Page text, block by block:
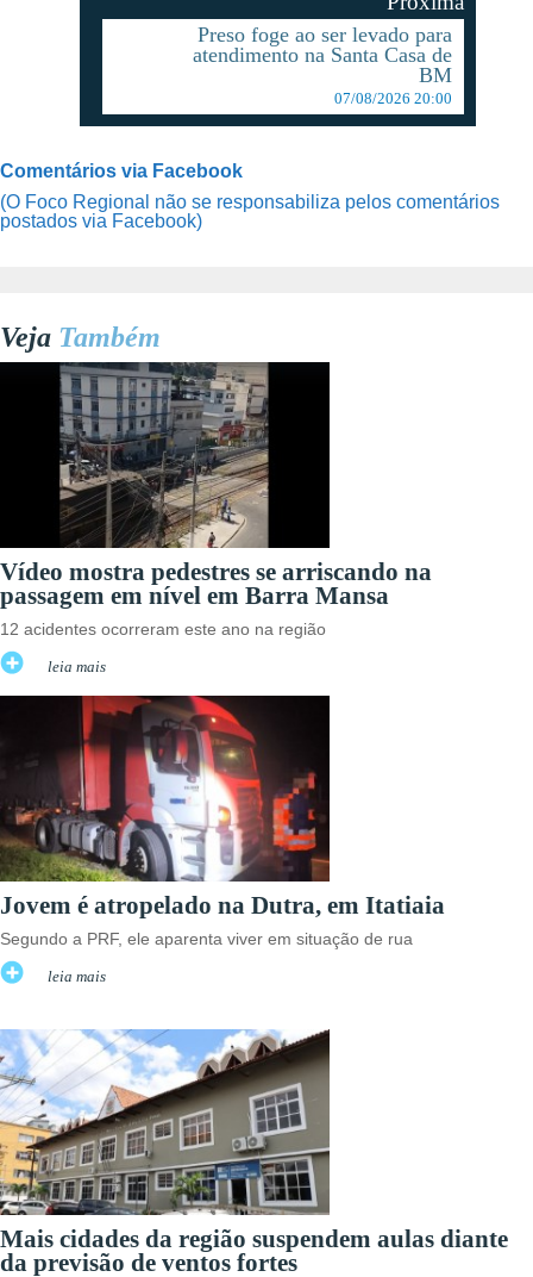
Preso foge ao ser levado para
atendimento na Santa Casa de
BM
07/08/2026 20:00
Comentários via Facebook
(O Foco Regional não se responsabiliza pelos comentários
postados via Facebook)
Veja Também
Vídeo mostra pedestres se arriscando na
passagem em nível em Barra Mansa
12 acidentes ocorreram este ano na região
leia mais
Jovem é atropelado na Dutra, em Itatiaia
Segundo a PRF, ele aparenta viver em situação de rua
leia mais
Mais cidades da região suspendem aulas diante
da previsão de ventos fortes